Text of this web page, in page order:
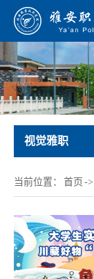
视觉雅职
当前位置： 首页 ->